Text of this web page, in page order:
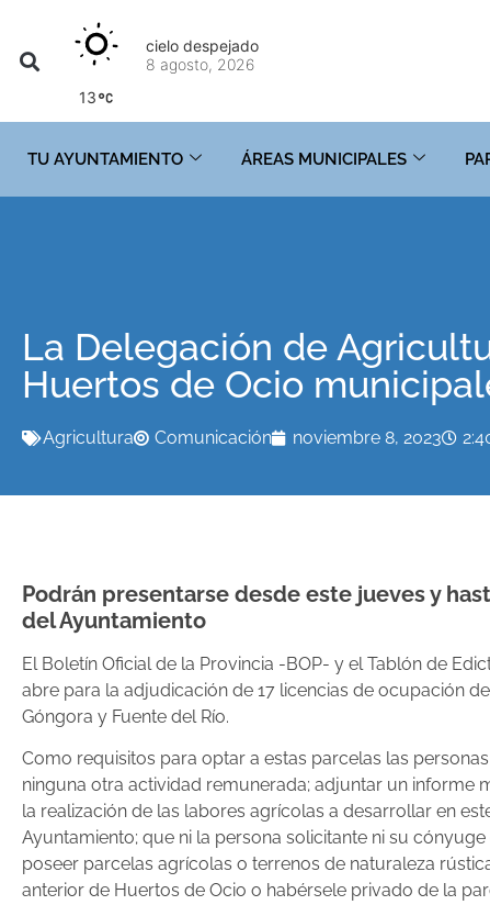
13
cielo despejado
8 agosto, 2026
TU AYUNTAMIENTO ÁREAS MUNICIPALES
La Delegación de
Huertos de Ocio
Agricultura Comunicación noviembre 8, 2023
Podrán presentarse desde este jueves y
del Ayuntamiento
El Boletín Oficial de la Provincia -BOP- y el Tablón de
abre para la adjudicación de 17 licencias de ocupación
Góngora y Fuente del Río.
Como requisitos para optar a estas parcelas las
ninguna otra actividad remunerada; adjuntar un informe
la realización de las labores agrícolas a desarrollar en
Ayuntamiento; que ni la persona solicitante ni su
poseer parcelas agrícolas o terrenos de naturaleza
anterior de Huertos de Ocio o habérsele privado de la